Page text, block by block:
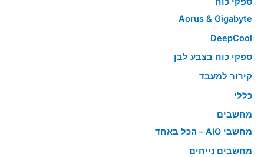
Aorus & Gigabyte
DeepCool
ספקי כוח בצבע לבן
קירור למעבד
כללי
מחשבים
מחשבי AIO – הכל באחד
מחשבים נייחים